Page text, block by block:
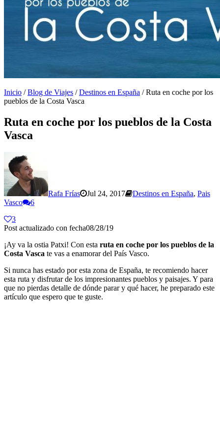
Inicio /Blog de Viajes /Destinos en España /Ruta en coche por los
pueblos de la Costa Vasca
Ruta en coche por los pueblos de la Costa
Vasca
Rafa Frías Jul 24, 2017 Destinos en España, Pais
Vasco
6
3
Post actualizado con fecha08/28/19
¡Ay va la ostia Patxi! Con esta ruta en coche por los pueblos de la
Costa Vasca te vas a enamorar del País Vasco.
Si nunca has estado por esta zona de España, te recomiendo hacer
esta ruta y disfrutar de los impresionantes pueblos y paisajes. Y para
que no pierdas detalle de dónde parar y qué hacer, he preparado este
artículo que espero que te guste.